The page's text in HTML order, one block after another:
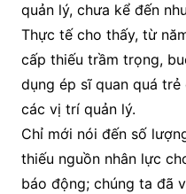
quản lý, chưa kể đến
Thực tế cho thấy, từ
cấp thiếu trầm trọng,
dụng ép sĩ quan quá
các vị trí quản lý.
Chỉ mới nói đến số
thiếu nguồn nhân lực
báo động; chúng ta đã